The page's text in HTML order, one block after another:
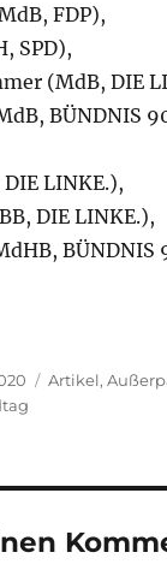
FDP),
SPD),
(MdB, DIE
BÜNDNIS
LINKE.),
DIE LINKE.),
BÜNDNIS
Kategorien
Artikel,